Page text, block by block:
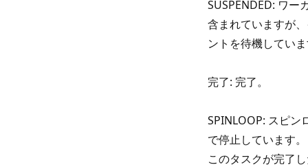
SUSPENDED: ワー
含まれていますが
ントを待機してい
完了: 完了。
SPINLOOP: スピン
で停止しています。
このタスクが完了